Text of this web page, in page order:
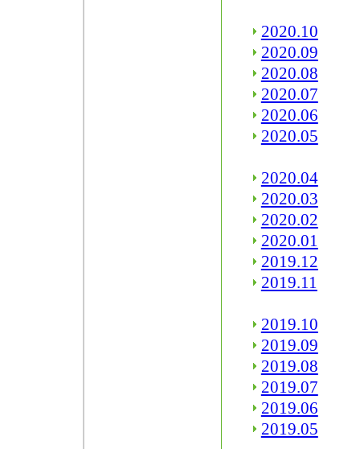
2020.10
2020.09
2020.08
2020.07
2020.06
2020.05
2020.04
2020.03
2020.02
2020.01
2019.12
2019.11
2019.10
2019.09
2019.08
2019.07
2019.06
2019.05